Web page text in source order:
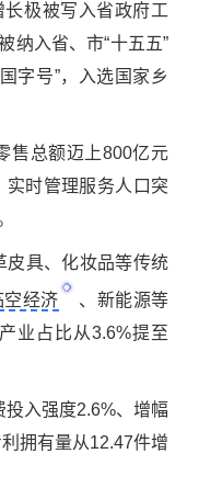
极被写入省政府工
纳入省、市“十五五”
字号”，入选国家乡
总额迈上800亿元
实时管理服务人口突
具、化妆品等传统
空经济
、新能源等
业占比从3.6%提至
入强度2.6%、增幅
拥有量从12.47件增